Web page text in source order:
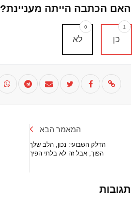
האם הכתבה הייתה מעניינת?
כן
1
לא
0
המאמר הבא
הדלק השבועי: נכון, הלב שלך
הפוך, אבל זה לא בלתי הפיך
תגובות